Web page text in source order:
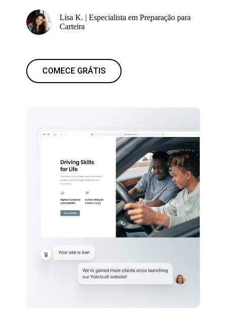
Lisa K. | Especialista em Preparação para
Carteira
COMECE GRÁTIS